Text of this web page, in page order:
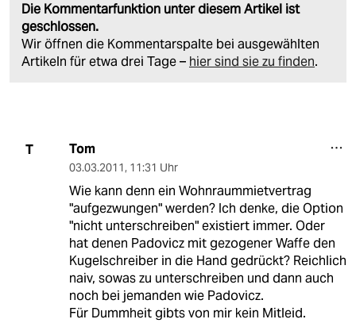
Die Kommentarfunktion unter diesem Artikel ist
geschlossen.
Wir öffnen die Kommentarspalte bei ausgewählten
Artikeln für etwa drei Tage – hier sind sie zu finden.
T Tom
03.03.2011, 11:31 Uhr
Wie kann denn ein Wohnraummietvertrag
"aufgezwungen" werden? Ich denke, die Option
"nicht unterschreiben" existiert immer. Oder
hat denen Padovicz mit gezogener Waffe den
Kugelschreiber in die Hand gedrückt? Reichlich
naiv, sowas zu unterschreiben und dann auch
noch bei jemanden wie Padovicz.
Für Dummheit gibts von mir kein Mitleid.